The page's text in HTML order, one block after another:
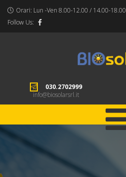
Orari: Lun -Ven 8.00-12.00 / 14.00-18.00
Follow Us:
030.2702999
info@biosolarsrl.it